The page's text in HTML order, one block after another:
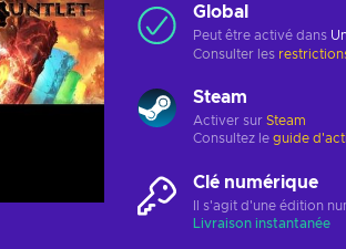
Global
Peut être activé dans
Consulter les
Steam
Activer sur Steam
Consultez le guide
Clé numérique
Il s'agit d'une édition
Livraison instantanée